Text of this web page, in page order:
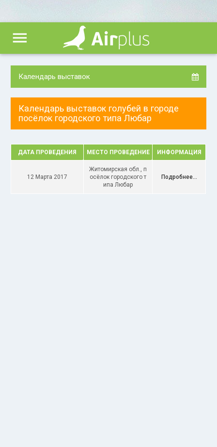
menu
Календарь выставок
Календарь выставок голубей в городе
посёлок городского типа Любар
ДАТА ПРОВЕДЕНИЯ МЕСТО ПРОВЕДЕНИЕ ИНФОРМАЦИЯ
12 Марта 2017
Житомирская обл., п
осёлок городского т
ипа Любар
Подробнее...